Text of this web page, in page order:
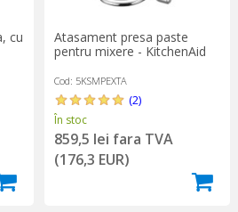
cu
Atasament presa paste
pentru mixere - KitchenAid
Cod: 5KSMPEXTA
(2)
În stoc
859,5 lei fara TVA
(176,3 EUR)